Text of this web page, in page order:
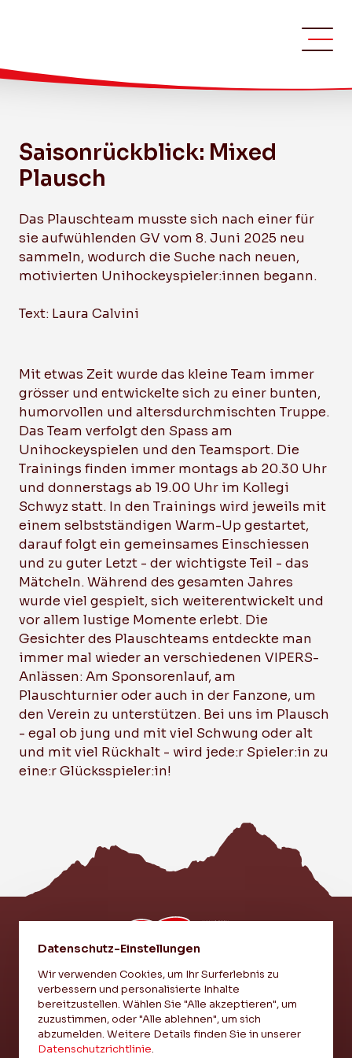
Saisonrückblick: Mixed
Plausch
Das Plauschteam musste sich nach einer für
sie aufwühlenden GV vom 8. Juni 2025 neu
sammeln, wodurch die Suche nach neuen,
motivierten Unihockeyspieler:innen begann.
Text: Laura Calvini
Mit etwas Zeit wurde das kleine Team immer
grösser und entwickelte sich zu einer bunten,
humorvollen und altersdurchmischten Truppe.
Das Team verfolgt den Spass am
Unihockeyspielen und den Teamsport. Die
Trainings finden immer montags ab 20.30 Uhr
und donnerstags ab 19.00 Uhr im Kollegi
Schwyz statt. In den Trainings wird jeweils mit
einem selbstständigen Warm-Up gestartet,
darauf folgt ein gemeinsames Einschiessen
und zu guter Letzt - der wichtigste Teil - das
Mätcheln. Während des gesamten Jahres
wurde viel gespielt, sich weiterentwickelt und
vor allem lustige Momente erlebt. Die
Gesichter des Plauschteams entdeckte man
immer mal wieder an verschiedenen VIPERS-
Anlässen: Am Sponsorenlauf, am
Plauschturnier oder auch in der Fanzone, um
den Verein zu unterstützen. Bei uns im Plausch
- egal ob jung und mit viel Schwung oder alt
und mit viel Rückhalt - wird jede:r Spieler:in zu
eine:r Glücksspieler:in!
EI VEREIN - EI LIEBI - EI EINHEIT
IMPRESSUM
Datenschutz-Einstellungen
Wir verwenden Cookies, um Ihr Surferlebnis zu
verbessern und personalisierte Inhalte
bereitzustellen. Wählen Sie "Alle akzeptieren", um
zuzustimmen, oder "Alle ablehnen", um sich
abzumelden. Weitere Details finden Sie in unserer
Datenschutzrichtlinie.